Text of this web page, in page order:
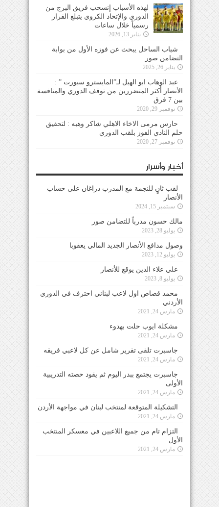
لهذه الأسباب إنسحب فريق البرج من
الدوري والإتحاد الكروي يتبلغ القرار
رسمياً خلال ساعات
يناير 13, 2026
شباب الساحل يبحث عن فوزه الأول من بوابة
التضامن صور
يناير 26, 2025
عبد الوهاب ابو الهيل لـ”المايسترو سبورت ” :
الأنصار أكثر المتضررين من توقف الدوري والمنافسة
بين 7 فرق
نوفمبر 29, 2020
حارس مرمى الاخاء الاهلي شاكر وهبه : لتحقيق
حلم النادي الفوز بلقب الدوري
نوفمبر 27, 2020
أخبار وأسرار
لقب ثانٍ للنجمة مع المدرب دراغان على حساب
الأنصار
سبتمبر 15, 2024
مالك حسون مدرباً للتضامن صور
يوليو 28, 2023
وصول مدافع الأنصار الجديد المالي يعقوبا
يوليو 12, 2023
علي علاء الدين يوقع للأنصار
يوليو 8, 2023
محمد قصاص اول لاعب لبناني احترف في الدوري
الأردني
مارس 24, 2021
مشكلة ايوب حلت بهدوء
مارس 24, 2021
جاسبرت تلقى تقرير شامل عن كل لاعبي فريقه
مارس 24, 2021
جاسبرت يجتمع ببدر اليوم ثم يقود حصته التدريبية
الأولى
مارس 24, 2021
التشكيلة المتوقعة لمنتخب لبنان في مواجهة الأردن
مارس 24, 2021
التزام تام من جميع اللاعبين في معسكر المنتخب
الأول
مارس 24, 2021